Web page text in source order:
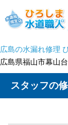
広島の水漏れ修理
広島県福山市幕山
スタッフの